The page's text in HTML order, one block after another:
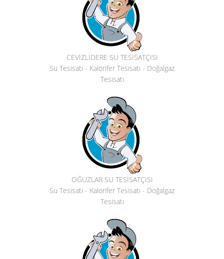
CEVİZLİDERE SU TESİSATÇISI
Su Tesisatı - Kalorifer Tesisatı - Doğalgaz
Tesisatı
OĞUZLAR SU TESİSATÇISI
Su Tesisatı - Kalorifer Tesisatı - Doğalgaz
Tesisatı